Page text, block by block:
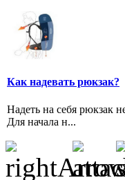
Как надевать рюкзак?
Надеть на себя рюкзак
Для начала н...